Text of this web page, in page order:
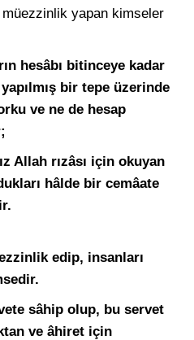
yapan kimseler
hesâbı bitinceye kadar
bir tepe üzerinde
ve ne de hesap
Allah rızâsı için okuyan
hâlde bir cemâate
edip, insanları
sâhip olup, bu servet
ve âhiret için